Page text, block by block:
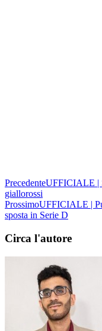
PrecedenteUFFICIALE |
giallorossi
ProssimoUFFICIALE |
sposta in Serie D
Circa l'autore